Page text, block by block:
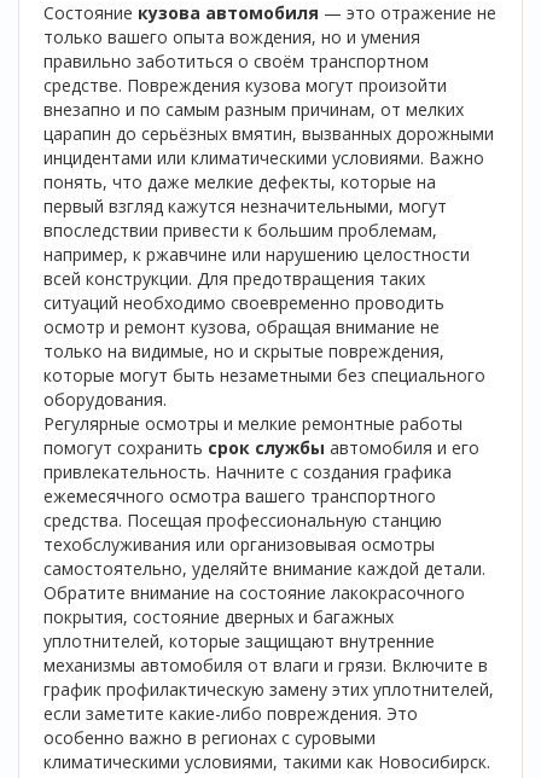
Состояние кузова автомобиля — это отражение не
только вашего опыта вождения, но и умения
правильно заботиться о своём транспортном
средстве. Повреждения кузова могут произойти
внезапно и по самым разным причинам, от мелких
царапин до серьёзных вмятин, вызванных дорожными
инцидентами или климатическими условиями. Важно
понять, что даже мелкие дефекты, которые на
первый взгляд кажутся незначительными, могут
впоследствии привести к большим проблемам,
например, к ржавчине или нарушению целостности
всей конструкции. Для предотвращения таких
ситуаций необходимо своевременно проводить
осмотр и ремонт кузова, обращая внимание не
только на видимые, но и скрытые повреждения,
которые могут быть незаметными без специального
оборудования.
Регулярные осмотры и мелкие ремонтные работы
помогут сохранить срок службы автомобиля и его
привлекательность. Начните с создания графика
ежемесячного осмотра вашего транспортного
средства. Посещая профессиональную станцию
техобслуживания или организовывая осмотры
самостоятельно, уделяйте внимание каждой детали.
Обратите внимание на состояние лакокрасочного
покрытия, состояние дверных и багажных
уплотнителей, которые защищают внутренние
механизмы автомобиля от влаги и грязи. Включите в
график профилактическую замену этих уплотнителей,
если заметите какие-либо повреждения. Это
особенно важно в регионах с суровыми
климатическими условиями, такими как Новосибирск.